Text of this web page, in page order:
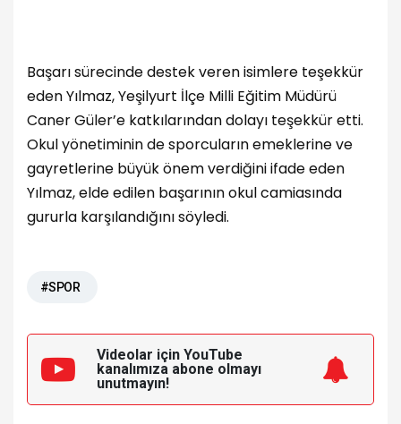
Başarı sürecinde destek veren isimlere teşekkür
eden Yılmaz, Yeşilyurt İlçe Milli Eğitim Müdürü
Caner Güler’e katkılarından dolayı teşekkür etti.
Okul yönetiminin de sporcuların emeklerine ve
gayretlerine büyük önem verdiğini ifade eden
Yılmaz, elde edilen başarının okul camiasında
gururla karşılandığını söyledi.
#SPOR
Videolar için YouTube
kanalımıza abone olmayı
unutmayın!